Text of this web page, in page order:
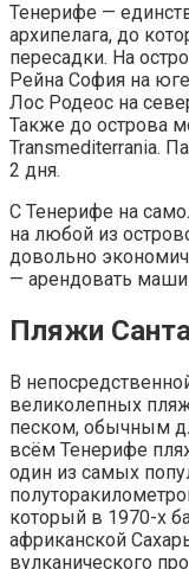
Тенерифе —
архипелага, до
пересадки. На
Рейна София на
Лос Родеос на
Также до острова
Transmediterrania.
2 дня.
С Тенерифе на
на любой из
довольно
— арендовать
Пляжи
В
великолепных
песком, обычным
всём Тенерифе
один из самых
который в 1970-х
африканской
вулканического